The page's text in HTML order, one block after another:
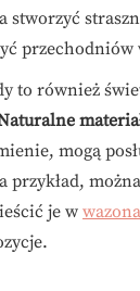
stworzyć
przechodniów
to również
mogą
przykład,
je w